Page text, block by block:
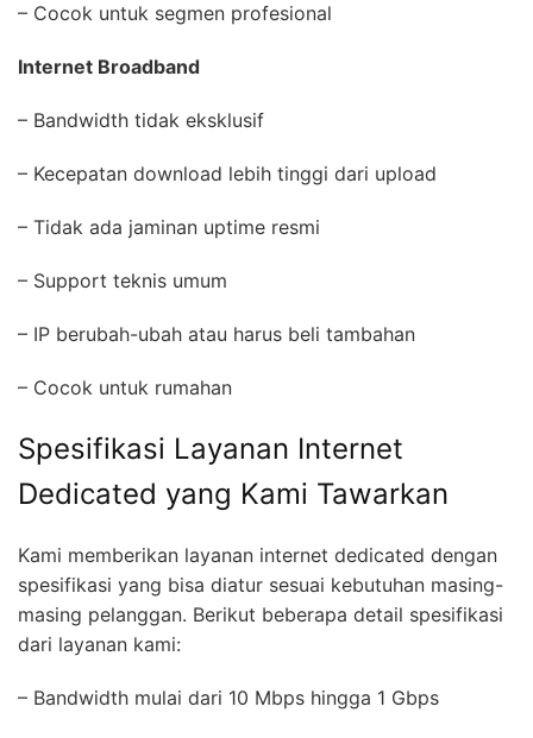
– Cocok untuk segmen profesional
Internet Broadband
– Bandwidth tidak eksklusif
– Kecepatan download lebih tinggi dari upload
– Tidak ada jaminan uptime resmi
– Support teknis umum
– IP berubah-ubah atau harus beli tambahan
– Cocok untuk rumahan
Spesifikasi Layanan Internet
Dedicated yang Kami Tawarkan
Kami memberikan layanan internet dedicated dengan
spesifikasi yang bisa diatur sesuai kebutuhan masing-
masing pelanggan. Berikut beberapa detail spesifikasi
dari layanan kami:
– Bandwidth mulai dari 10 Mbps hingga 1 Gbps